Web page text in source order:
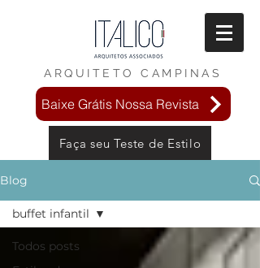
ARQUITETO CAMPINAS
Baixe Grátis Nossa Revista
Faça seu Teste de Estilo
Blog
Todos posts
buffet infantil